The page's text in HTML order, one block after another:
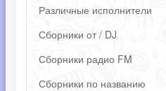
Различные исполнители
Сборники от / DJ
Сборники радио FM
Сборники по названию